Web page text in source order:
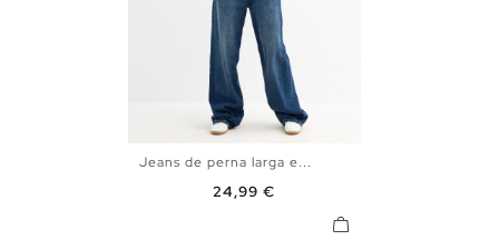
38
Jeans de perna larga e...
Preço
24,99 €